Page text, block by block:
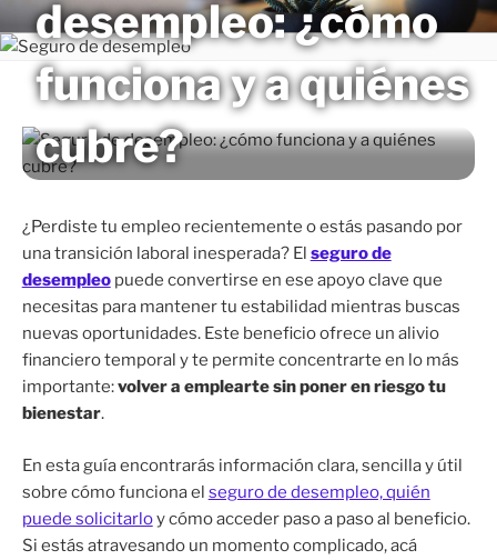
Saltar
al
contenido
MAGNETO
desempleo: ¿cómo
funciona y a quiénes
cubre?
¿Perdiste tu empleo recientemente o estás pasando por
una transición laboral inesperada? El seguro de
desempleopuede convertirse en ese apoyo clave que
necesitas para mantener tu estabilidad mientras buscas
nuevas oportunidades. Este beneficio ofrece un alivio
financiero temporal y te permite concentrarte en lo más
importante:volver a emplearte sin poner en riesgo tu
bienestar.
En esta guía encontrarás información clara, sencilla y útil
sobre cómo funciona el seguro de desempleo, quién
puede solicitarloy cómo acceder paso a paso al beneficio.
Si estás atravesando un momento complicado, acá